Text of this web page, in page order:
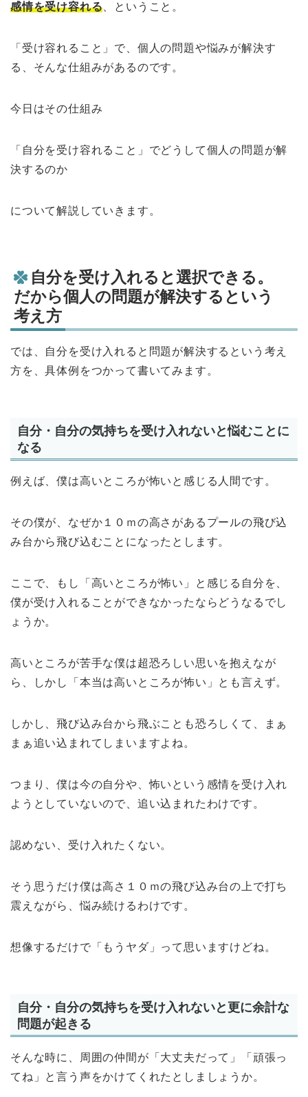
感情を受け容れる 、ということ。
「受け容れること」で、個人の問題や悩みが解決す
る、そんな仕組みがあるのです。
今日はその仕組み
「自分を受け容れること」でどうして個人の問題が解
決するのか
について解説していきます。
自分を受け入れると選択できる。
だから個人の問題が解決するという
考え方
では、自分を受け入れると問題が解決するという考え
方を、具体例をつかって書いてみます。
自分・自分の気持ちを受け入れないと悩むことに
なる
例えば、僕は高いところが怖いと感じる人間です。
その僕が、なぜか１０ｍの高さがあるプールの飛び込
み台から飛び込むことになったとします。
ここで、もし「高いところが怖い」と感じる自分を、
僕が受け入れることができなかったならどうなるでし
ょうか。
高いところが苦手な僕は超恐ろしい思いを抱えなが
ら、しかし「本当は高いところが怖い」とも言えず。
しかし、飛び込み台から飛ぶことも恐ろしくて、まぁ
まぁ追い込まれてしまいますよね。
つまり、僕は今の自分や、怖いという感情を受け入れ
ようとしていないので、追い込まれたわけです。
認めない、受け入れたくない。
そう思うだけ僕は高さ１０ｍの飛び込み台の上で打ち
震えながら、悩み続けるわけです。
想像するだけで「もうヤダ」って思いますけどね。
自分・自分の気持ちを受け入れないと更に余計な
問題が起きる
そんな時に、周囲の仲間が「大丈夫だって」「頑張っ
てね」と言う声をかけてくれたとしましょうか。